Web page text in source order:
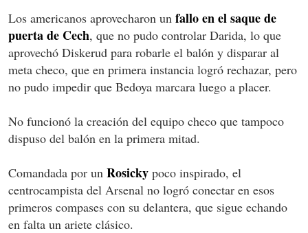
Los americanos aprovecharon un fallo en el saque de
puerta de Cech, que no pudo controlar Darida, lo que
aprovechó Diskerud para robarle el balón y disparar al
meta checo, que en primera instancia logró rechazar, pero
no pudo impedir que Bedoya marcara luego a placer.
No funcionó la creación del equipo checo que tampoco
dispuso del balón en la primera mitad.
Comandada por un Rosicky poco inspirado, el
centrocampista del Arsenal no logró conectar en esos
primeros compases con su delantera, que sigue echando
en falta un ariete clásico.